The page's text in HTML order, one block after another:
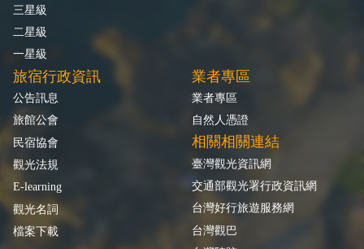
三星級
二星級
一星級
旅宿行政資訊
公告訊息
旅館公會
民宿協會
觀光法規
E-learning
觀光名詞
檔案下載
業者專區
業者專區
自然人憑證
相關相關連結
臺灣觀光資訊網
交通部觀光署行政資訊網
台灣好行旅遊服務網
台灣觀巴